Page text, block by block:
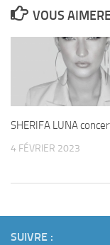
VOUS
SHERIFA LUNA
4 FÉVRIER 2023
SUIVRE :